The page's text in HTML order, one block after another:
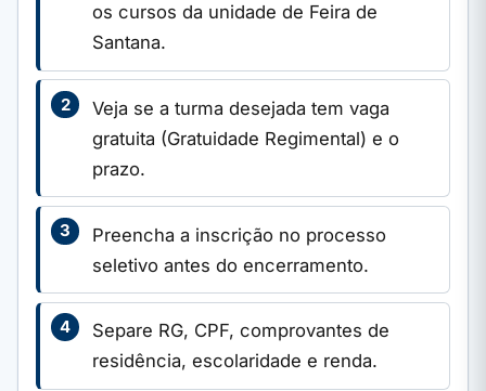
os cursos da unidade de Feira de
Santana.
Veja se a turma desejada tem vaga
gratuita (Gratuidade Regimental) e o
prazo.
Preencha a inscrição no processo
seletivo antes do encerramento.
Separe RG, CPF, comprovantes de
residência, escolaridade e renda.